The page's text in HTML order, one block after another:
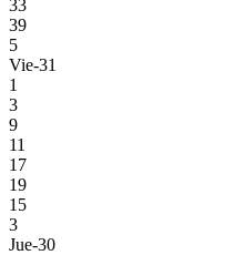
33
39
5
Vie-31
1
3
9
11
17
19
15
3
Jue-30